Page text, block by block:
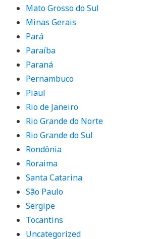
Mato Grosso do Sul
Minas Gerais
Pará
Paraíba
Paraná
Pernambuco
Piauí
Rio de Janeiro
Rio Grande do Norte
Rio Grande do Sul
Rondônia
Roraima
Santa Catarina
São Paulo
Sergipe
Tocantins
Uncategorized